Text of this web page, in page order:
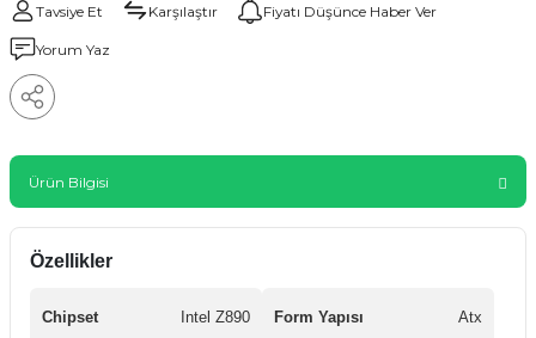
Tavsiye Et Karşılaştır Fiyatı Düşünce Haber Ver
Yorum Yaz
Ürün Bilgisi
Özellikler
Chipset Intel Z890 Form Yapısı Atx